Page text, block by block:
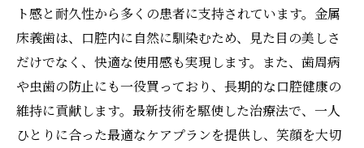
ト感と耐久性から多くの患者に支持されています。金属
床義歯は、口腔内に自然に馴染むため、見た目の美しさ
だけでなく、快適な使用感も実現します。また、歯周病
や虫歯の防止にも一役買っており、長期的な口腔健康の
維持に貢献します。最新技術を駆使した治療法で、一人
ひとりに合った最適なケアプランを提供し、笑顔を大切